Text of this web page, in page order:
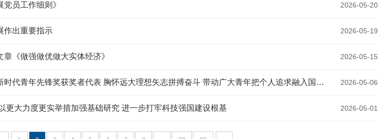
2026-05-20
员工作细则》
2026-05-19
作出重要指示
2026-05-15
《做强做优做大实体经济》
2026-05-06
青年先锋奖获奖者代表 胸怀远大理想矢志拼搏奋斗 带动广大青年把个人追求融入国家发展大局
2026-05-01
更大力度更实举措加强基础研究 进一步打牢科技强国建设根基